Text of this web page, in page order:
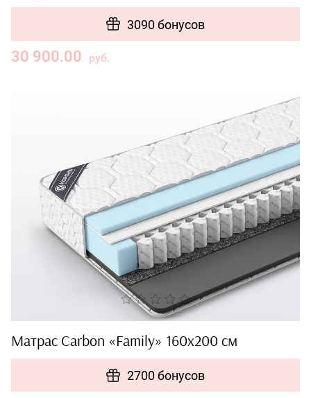
3090 бонусов
30 900.00 руб.
Матрас Carbon «Family» 160x200 см
2700 бонусов